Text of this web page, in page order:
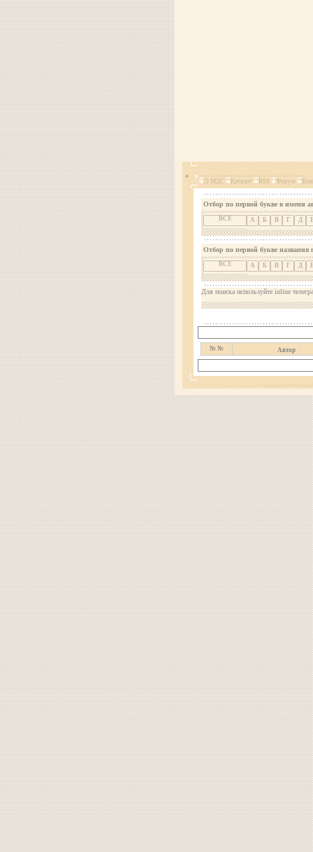
О МДС Каталог RSS Форум
Отбор по первой букве в имени
ВСЕ А Б В Г Д
Отбор по первой букве названия
ВСЕ А Б В Г Д
Для поиска используйте inline
№ № Автор